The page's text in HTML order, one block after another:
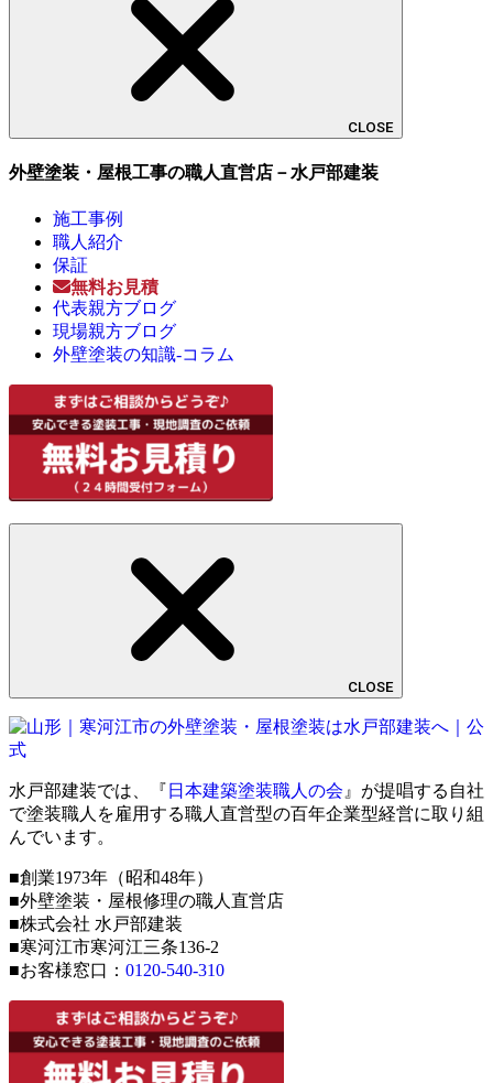
CLOSE
外壁塗装・屋根工事の職人直営店－水戸部建装
施工事例
職人紹介
保証
無料お見積
代表親方ブログ
現場親方ブログ
外壁塗装の知識-コラム
CLOSE
水戸部建装では、『 日本建築塗装職人の会 』が提唱する自社
で塗装職人を雇用する職人直営型の百年企業型経営に取り組
んでいます。
■創業1973年（昭和48年）
■外壁塗装・屋根修理の職人直営店
■株式会社 水戸部建装
■寒河江市寒河江三条136-2
■お客様窓口： 0120-540-310